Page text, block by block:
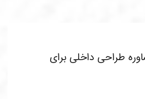
طراحی داخلی برای